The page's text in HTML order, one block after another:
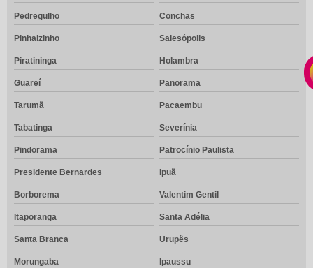
Pedregulho Conchas
Pinhalzinho Salesópolis
Piratininga Holambra
Guareí Panorama
Tarumã Pacaembu
Tabatinga Severínia
Pindorama Patrocínio Paulista
Presidente Bernardes Ipuã
Borborema Valentim Gentil
Itaporanga Santa Adélia
Santa Branca Urupês
Morungaba Ipaussu